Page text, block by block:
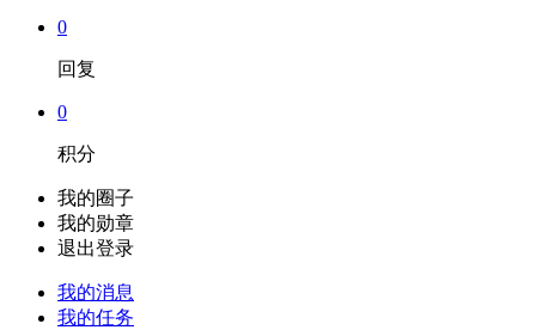
0
回复
0
积分
我的圈子
我的勋章
退出登录
我的消息
我的任务